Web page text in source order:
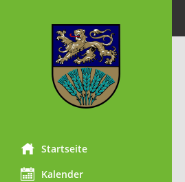
Startseite
Kalender